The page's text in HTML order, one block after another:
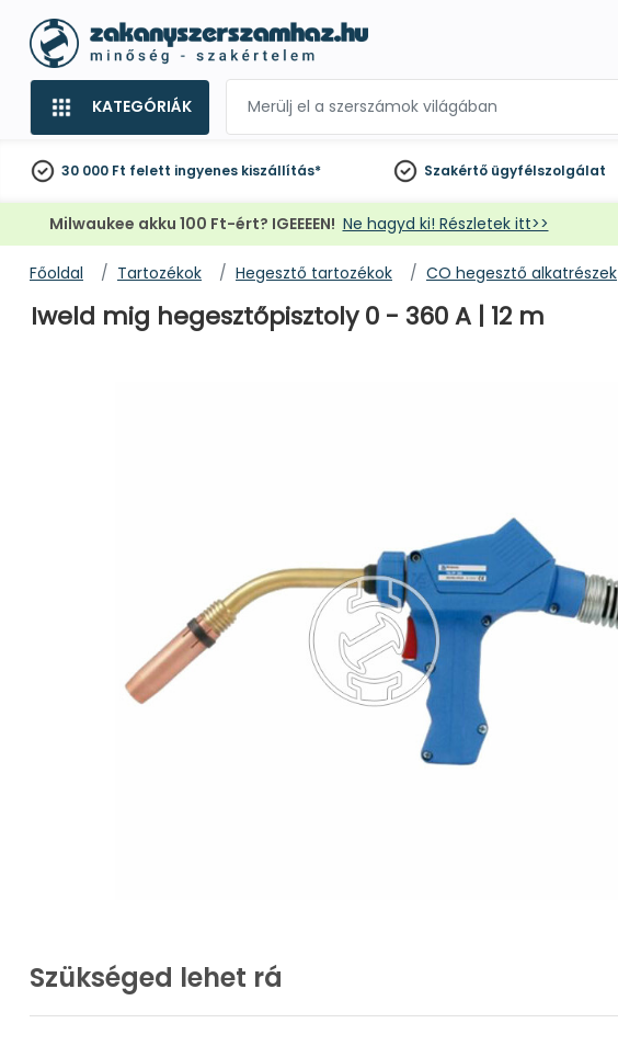
KATEGÓRIÁK
30 000 Ft felett ingyenes kiszállítás* Szakértő ügyfélszolgálat
Milwaukee akku 100 Ft-ért? IGEEEEN! Ne hagyd ki! Részletek itt>>
Főoldal Tartozékok Hegesztő tartozékok CO hegesztő alkatrészek
Iweld mig hegesztőpisztoly 0 - 360 A | 12 m
Szükséged lehet rá